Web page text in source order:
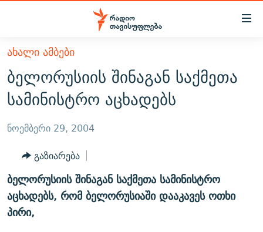
Accessibility
მთავარ
შინაარსზე
დაბრუნება
მთავარ
დაბრუნება
ძიებაზე
დაბრუნება
ᲐᲮᲐᲚᲘ ᲐᲛᲑᲔᲑᲘ
ᲗᲔᲛᲔᲑᲘ
ᲞᲝᲚᲘᲢᲘᲙᲐ
ᲔᲙᲝᲜᲝᲛᲘᲙᲐ
ᲡᲐᲖᲝᲒᲐᲓᲝᲔᲑᲐ
ᲡᲞᲝᲠᲢᲘ
ᲕᲘᲓᲔᲝ
ᲑᲚᲝᲒᲔᲑᲘ
ᲞᲝᲓᲙᲐᲡᲢᲔᲑᲘ
ᲜᲘᲙᲝᲡ ᲞᲝᲓᲙᲐᲡᲢᲘ
60 ᲓᲔᲪᲘᲑᲔᲚᲘ
ᲗᲐᲕᲘᲡᲣᲤᲚᲔᲑᲘᲡ ᲛᲝᲜᲘᲢᲝᲠᲘ
ᲤᲔᲜᲝᲕᲐᲜᲘ - 2.10
ᲗᲥᲕᲔᲜᲘ ᲞᲣᲑᲚᲘᲙᲐᲪᲘᲔᲑᲘ
ᲞᲠᲝᲔᲥᲢᲔᲑᲘ
ᲐᲮᲐᲚᲘ ᲐᲛᲑᲔᲑᲘ
ბელორუსიის შინაგან საქმეთა
სამინისტრო აცხადებს
ნოემბერი 29, 2004
გაზიარება
ბელორუსიის შინაგან საქმეთა სამინისტრო
აცხადებს, რომ ბელორუსიაში დააკავეს ოთხი
პირი,